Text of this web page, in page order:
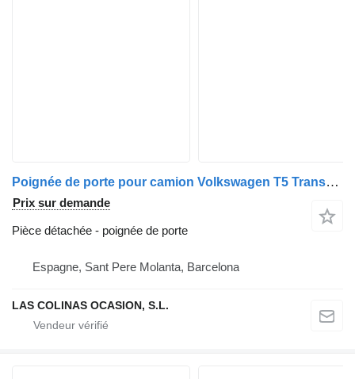
Poignée de porte pour camion Volkswagen T5 Transporter Furgón/Combi (7H)(04.2003->)
Prix sur demande
Pièce détachée - poignée de porte
Espagne, Sant Pere Molanta, Barcelona
LAS COLINAS OCASION, S.L.